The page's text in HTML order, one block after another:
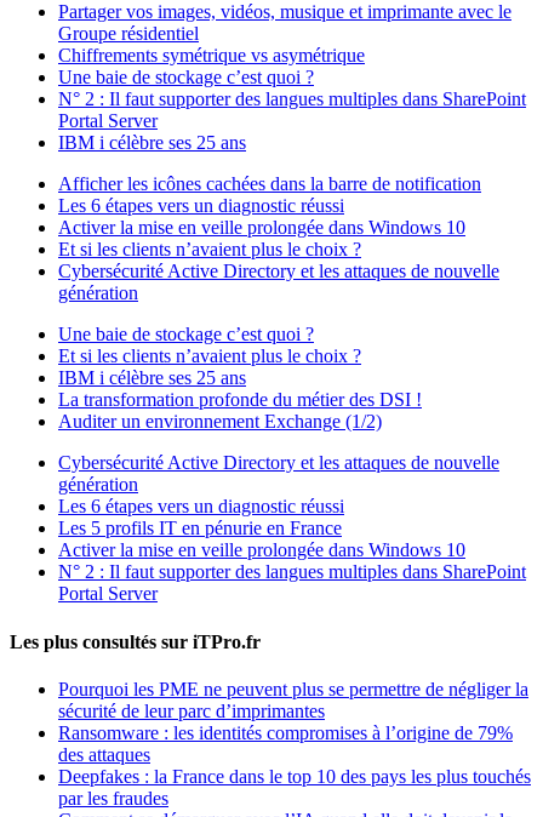
Partager vos images, vidéos, musique et imprimante avec le
Groupe résidentiel
Chiffrements symétrique vs asymétrique
Une baie de stockage c’est quoi ?
N° 2 : Il faut supporter des langues multiples dans SharePoint
Portal Server
IBM i célèbre ses 25 ans
Afficher les icônes cachées dans la barre de notification
Les 6 étapes vers un diagnostic réussi
Activer la mise en veille prolongée dans Windows 10
Et si les clients n’avaient plus le choix ?
Cybersécurité Active Directory et les attaques de nouvelle
génération
Une baie de stockage c’est quoi ?
Et si les clients n’avaient plus le choix ?
IBM i célèbre ses 25 ans
La transformation profonde du métier des DSI !
Auditer un environnement Exchange (1/2)
Cybersécurité Active Directory et les attaques de nouvelle
génération
Les 6 étapes vers un diagnostic réussi
Les 5 profils IT en pénurie en France
Activer la mise en veille prolongée dans Windows 10
N° 2 : Il faut supporter des langues multiples dans SharePoint
Portal Server
Les plus consultés sur iTPro.fr
Pourquoi les PME ne peuvent plus se permettre de négliger la
sécurité de leur parc d’imprimantes
Ransomware : les identités compromises à l’origine de 79%
des attaques
Deepfakes : la France dans le top 10 des pays les plus touchés
par les fraudes